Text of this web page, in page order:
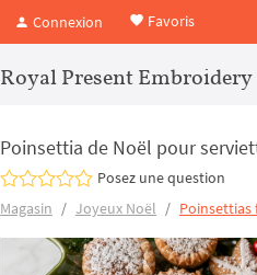
Connexion Favoris
Royal Present Embroidery
Poinsettia de Noël pour
Posez une question
Magasin
Joyeux Noël Poinsettias